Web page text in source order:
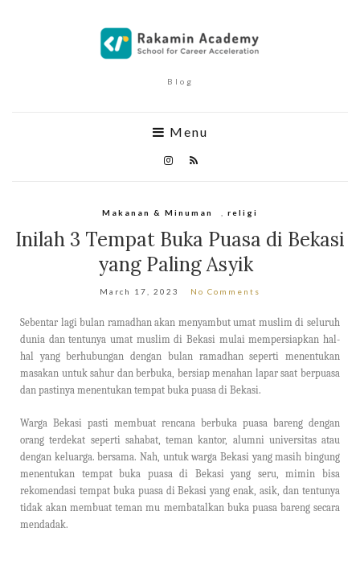
Blog
Menu
Makanan & Minuman religi
Inilah 3 Tempat Buka Puasa di Bekasi
yang Paling Asyik
March 17, 2023 No Comments
Sebentar lagi bulan ramadhan akan menyambut umat muslim di seluruh
dunia dan tentunya umat muslim di Bekasi mulai mempersiapkan hal-
hal yang berhubungan dengan bulan ramadhan seperti menentukan
masakan untuk sahur dan berbuka, bersiap menahan lapar saat berpuasa
dan pastinya menentukan tempat buka puasa di Bekasi.
Warga Bekasi pasti membuat rencana berbuka puasa bareng dengan
orang terdekat seperti sahabat, teman kantor, alumni universitas atau
dengan keluarga. bersama. Nah, untuk warga Bekasi yang masih bingung
menentukan tempat buka puasa di Bekasi yang seru, mimin bisa
rekomendasi tempat buka puasa di Bekasi yang enak, asik, dan tentunya
tidak akan membuat teman mu membatalkan buka puasa bareng secara
mendadak.